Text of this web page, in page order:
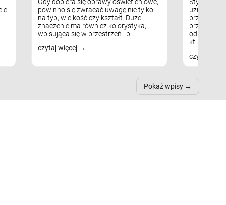
powinno się zwracać uwagę nie tylko
na typ, wielkość czy kształt. Duże
znaczenie ma również kolorystyka,
wpisująca się w przestrzeń i p...
czytaj więcej
uznaniem
kt...
czytaj
Pokaż wpisy